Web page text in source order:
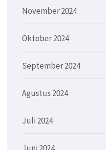
November 2024
Oktober 2024
September 2024
Agustus 2024
Juli 2024